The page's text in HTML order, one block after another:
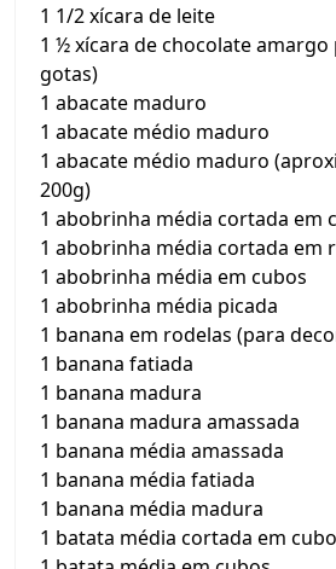
1 1/2 xícara de leite
1 ½ xícara de chocolate amargo
gotas)
1 abacate maduro
1 abacate médio maduro
1 abacate médio maduro
200g)
1 abobrinha média cortada em
1 abobrinha média cortada em
1 abobrinha média em cubos
1 abobrinha média picada
1 banana em rodelas (para
1 banana fatiada
1 banana madura
1 banana madura amassada
1 banana média amassada
1 banana média fatiada
1 banana média madura
1 batata média cortada em